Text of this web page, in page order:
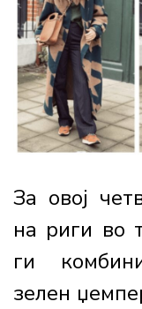
За овој
на риги во
ги
зелен